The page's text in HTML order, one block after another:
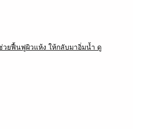
ยฟื้นฟูผิวแห้ง ให้กลับมาอิ่มน้ำ ดู